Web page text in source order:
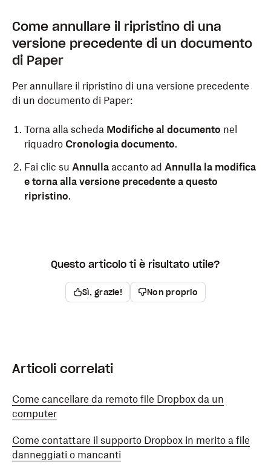
Come annullare il ripristino di una
versione precedente di un documento
di Paper
Per annullare il ripristino di una versione precedente
di un documento di Paper:
Torna alla scheda Modifiche al documento nel
riquadro Cronologia documento.
Fai clic su Annulla accanto ad Annulla la modifica
e torna alla versione precedente a questo
ripristino.
Questo articolo ti è risultato utile?
Sì, grazie! Non proprio
Articoli correlati
Come cancellare da remoto file Dropbox da un
computer
Come contattare il supporto Dropbox in merito a file
danneggiati o mancanti